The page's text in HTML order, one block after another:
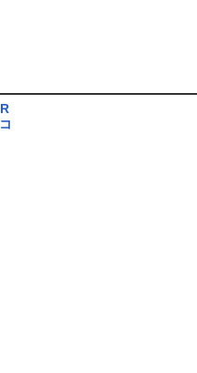
R
コ